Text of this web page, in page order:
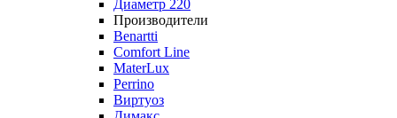
Диаметр 220
Производители
Benartti
Comfort Line
MaterLux
Perrino
Виртуоз